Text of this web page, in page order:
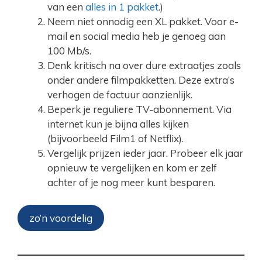
van een alles in 1 pakket.)
Neem niet onnodig een XL pakket. Voor e-
mail en social media heb je genoeg aan
100 Mb/s.
Denk kritisch na over dure extraatjes zoals
onder andere filmpakketten. Deze extra’s
verhogen de factuur aanzienlijk.
Beperk je reguliere TV-abonnement. Via
internet kun je bijna alles kijken
(bijvoorbeeld Film1 of Netflix).
Vergelijk prijzen ieder jaar. Probeer elk jaar
opnieuw te vergelijken en kom er zelf
achter of je nog meer kunt besparen.
zo’n voordelig